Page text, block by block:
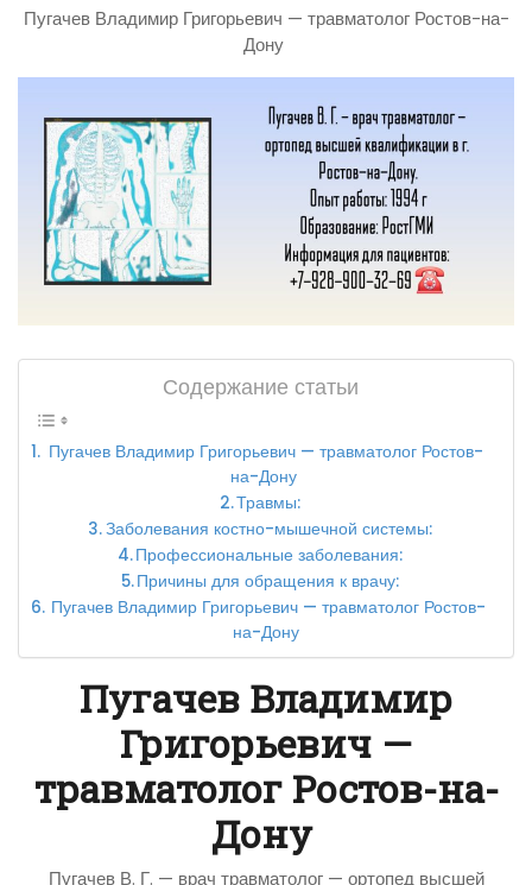
Пугачев Владимир Григорьевич — травматолог Ростов-на-
Дону
Содержание статьи
Пугачев Владимир Григорьевич — травматолог Ростов-
на-Дону
Травмы:
Заболевания костно-мышечной системы:
Профессиональные заболевания:
Причины для обращения к врачу:
Пугачев Владимир Григорьевич — травматолог Ростов-
на-Дону
Пугачев Владимир
Григорьевич —
травматолог Ростов-на-
Дону
Пугачев В. Г. — врач травматолог — ортопед высшей